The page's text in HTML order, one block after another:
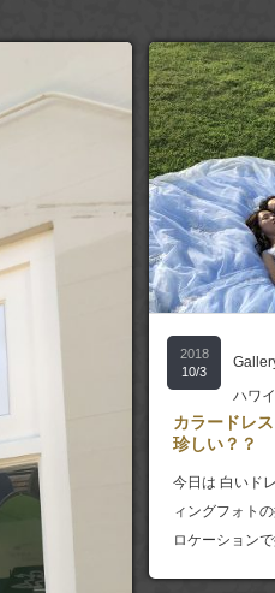
2018
10/3
ハワ
カラードレ
珍しい？？
今日は 白いド
ィングフォト
ロケーション